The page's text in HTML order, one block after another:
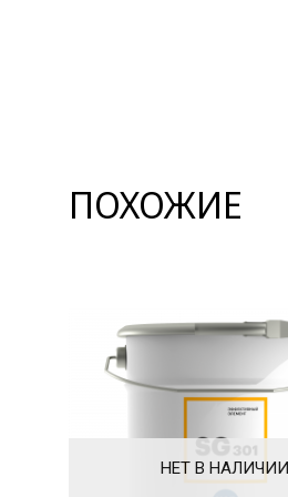
ПОХОЖИЕ
НЕТ В НАЛИЧИИ